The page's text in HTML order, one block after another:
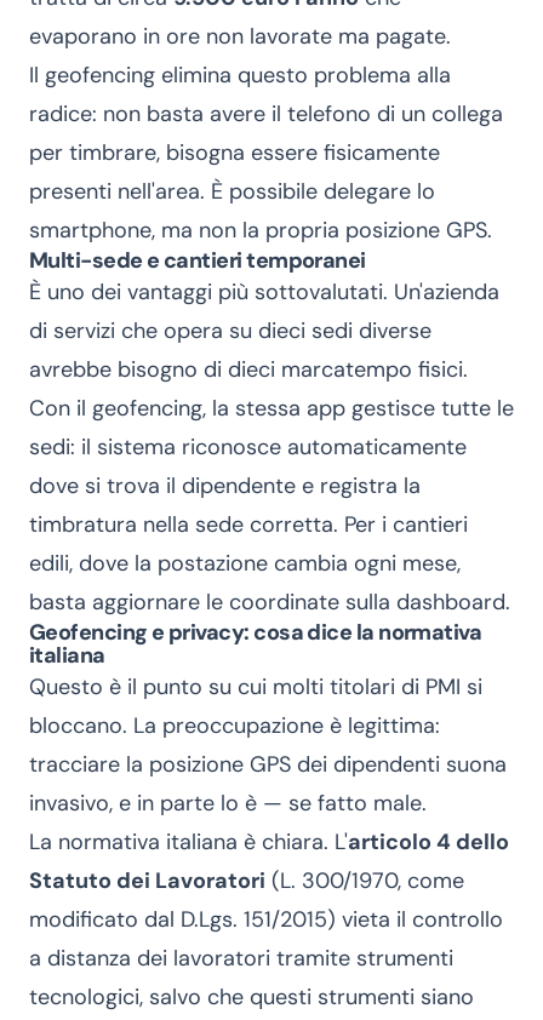
evaporano in ore non lavorate ma pagate.
Il geofencing elimina questo problema alla
radice: non basta avere il telefono di un collega
per timbrare, bisogna essere fisicamente
presenti nell'area. È possibile delegare lo
smartphone, ma non la propria posizione GPS.
Multi-sede e cantieri temporanei
È uno dei vantaggi più sottovalutati. Un'azienda
di servizi che opera su dieci sedi diverse
avrebbe bisogno di dieci marcatempo fisici.
Con il geofencing, la stessa app gestisce tutte le
sedi: il sistema riconosce automaticamente
dove si trova il dipendente e registra la
timbratura nella sede corretta. Per i cantieri
edili, dove la postazione cambia ogni mese,
basta aggiornare le coordinate sulla dashboard.
Geofencing e privacy: cosa dice la normativa
italiana
Questo è il punto su cui molti titolari di PMI si
bloccano. La preoccupazione è legittima:
tracciare la posizione GPS dei dipendenti suona
invasivo, e in parte lo è — se fatto male.
La normativa italiana è chiara. L'articolo 4 dello
Statuto dei Lavoratori (L. 300/1970, come
modificato dal D.Lgs. 151/2015) vieta il controllo
a distanza dei lavoratori tramite strumenti
tecnologici, salvo che questi strumenti siano